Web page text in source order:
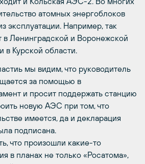
атомных энергоблоков
эксплуатации. Например, так
в Ленинградской и Воронежской
в Курской области.
мы видим, что руководитель
за помощью в
и просит поддержать станцию
новую АЭС при том, что
имеется, да и декларация
подписана.
что произошли какие-то
в планах не только «Росатома»,